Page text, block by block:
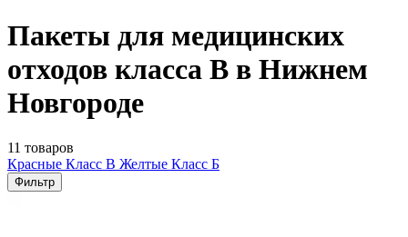
Пакеты для медицинских
отходов класса В в Нижнем
Новгороде
11 товаров
Красные Класс В Желтые Класс Б
Фильтр